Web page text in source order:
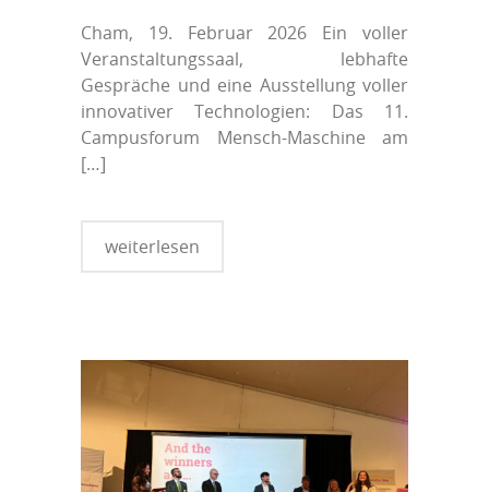
Cham, 19. Februar 2026 Ein voller
Veranstaltungssaal, lebhafte
Gespräche und eine Ausstellung voller
innovativer Technologien: Das 11.
Campusforum Mensch-Maschine am
[…]
weiterlesen